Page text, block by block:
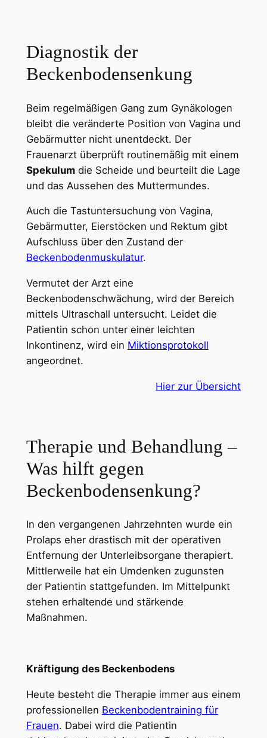
Diagnostik der
Beckenbodensenkung
Beim regelmäßigen Gang zum Gynäkologen
bleibt die veränderte Position von Vagina und
Gebärmutter nicht unentdeckt. Der
Frauenarzt überprüft routinemäßig mit einem
Spekulumdie Scheide und beurteilt die Lage
und das Aussehen des Muttermundes.
Auch die Tastuntersuchung von Vagina,
Gebärmutter, Eierstöcken und Rektum gibt
Aufschluss über den Zustand der
Beckenbodenmuskulatur.
Vermutet der Arzt eine
Beckenbodenschwächung, wird der Bereich
mittels Ultraschall untersucht. Leidet die
Patientin schon unter einer leichten
Inkontinenz, wird ein Miktionsprotokoll
angeordnet.
Hier zur Übersicht
Therapie und Behandlung –
Was hilft gegen
Beckenbodensenkung?
In den vergangenen Jahrzehnten wurde ein
Prolaps eher drastisch mit der operativen
Entfernung der Unterleibsorgane therapiert.
Mittlerweile hat ein Umdenken zugunsten
der Patientin stattgefunden. Im Mittelpunkt
stehen erhaltende und stärkende
Maßnahmen.
Kräftigung des Beckenbodens
Heute besteht die Therapie immer aus einem
professionellen Beckenbodentraining für
Frauen. Dabei wird die Patientin